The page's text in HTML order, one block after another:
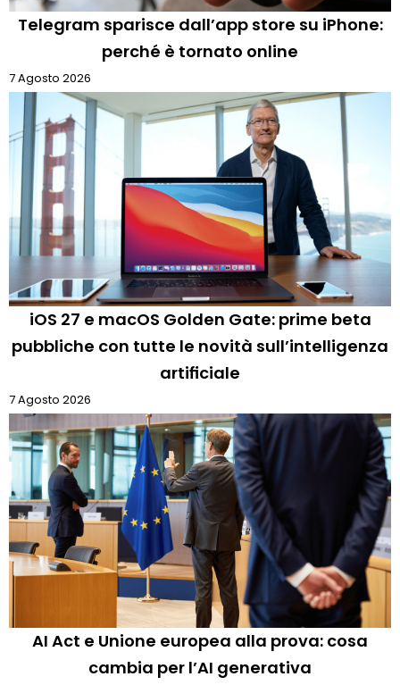
Telegram sparisce dall’app store su iPhone:
perché è tornato online
7 Agosto 2026
iOS 27 e macOS Golden Gate: prime beta
pubbliche con tutte le novità sull’intelligenza
artificiale
7 Agosto 2026
AI Act e Unione europea alla prova: cosa
cambia per l’AI generativa